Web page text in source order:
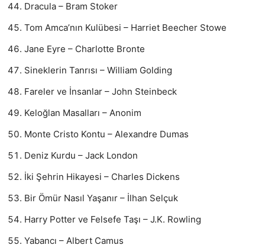
Dracula – Bram Stoker
Tom Amca’nın Kulübesi – Harriet Beecher Stowe
Jane Eyre – Charlotte Bronte
Sineklerin Tanrısı – William Golding
Fareler ve İnsanlar – John Steinbeck
Keloğlan Masalları – Anonim
Monte Cristo Kontu – Alexandre Dumas
Deniz Kurdu – Jack London
İki Şehrin Hikayesi – Charles Dickens
Bir Ömür Nasıl Yaşanır – İlhan Selçuk
Harry Potter ve Felsefe Taşı – J.K. Rowling
Yabancı – Albert Camus